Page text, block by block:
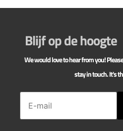
Blijf op de hoogte
We would love to hear from you!
stay in touch. It's